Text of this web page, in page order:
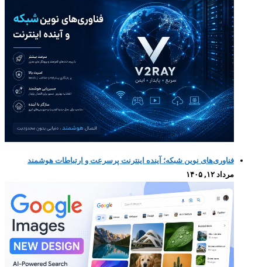
فناوری‌های نوین شبکه؛ آینده اینترنت پرسرعت و ارتباطات هوشمند
مرداد ۱۲, ۱۴۰۵